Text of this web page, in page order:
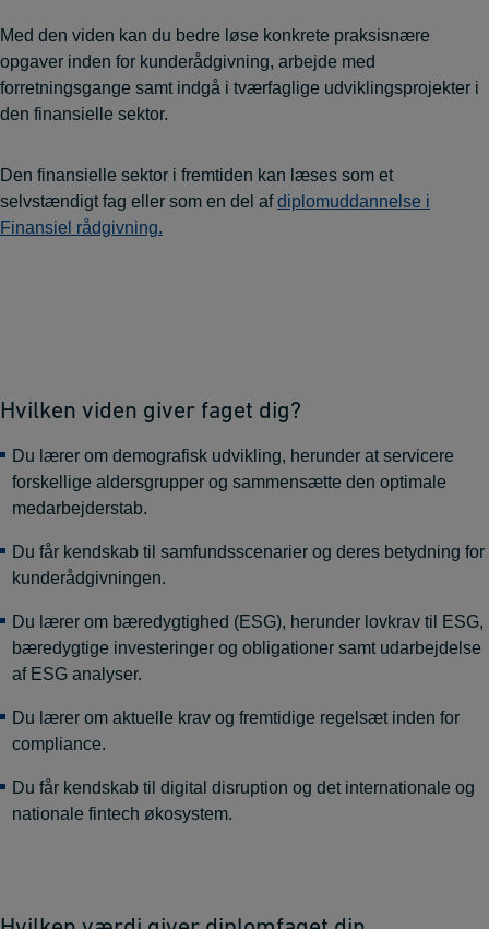
Med den viden kan du bedre løse konkrete praksisnære
opgaver inden for kunderådgivning, arbejde med
forretningsgange samt indgå i tværfaglige udviklingsprojekter i
den finansielle sektor.
Den finansielle sektor i fremtiden kan læses som et
selvstændigt fag eller som en del afdiplomuddannelse i
Finansiel rådgivning.
Hvilken viden giver faget dig?
Du lærer om demografisk udvikling, herunder at servicere
forskellige aldersgrupper og sammensætte den optimale
medarbejderstab.
Du får kendskab til samfundsscenarier og deres betydning for
kunderådgivningen.
Du lærer om bæredygtighed (ESG), herunder lovkrav til ESG,
bæredygtige investeringer og obligationer samt udarbejdelse
af ESG analyser.
Du lærer om aktuelle krav og fremtidige regelsæt inden for
compliance.
Du får kendskab til digital disruption og det internationale og
nationale fintech økosystem.